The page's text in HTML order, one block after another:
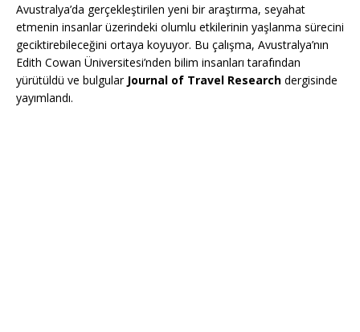
Avustralya’da gerçekleştirilen yeni bir araştırma, seyahat
etmenin insanlar üzerindeki olumlu etkilerinin yaşlanma sürecini
geciktirebileceğini ortaya koyuyor. Bu çalışma, Avustralya’nın
Edith Cowan Üniversitesi’nden bilim insanları tarafından
yürütüldü ve bulgular Journal of Travel Research dergisinde
yayımlandı.